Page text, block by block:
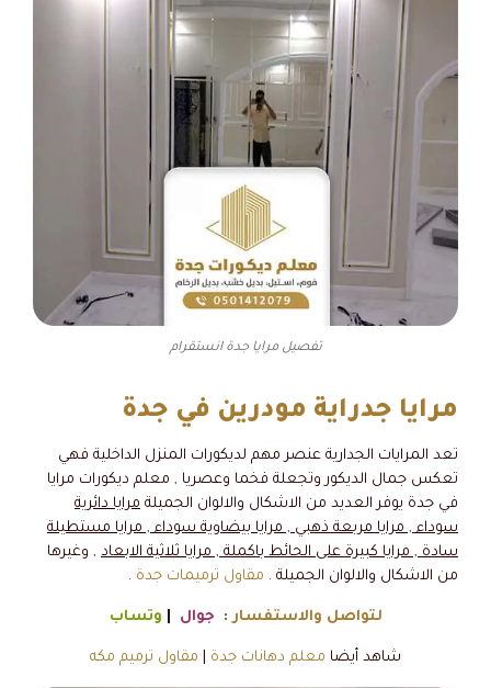
تفصيل مرايا جدة انستقرام
مرايا جدراية مودرين في جدة
تعد المرايات الجدارية عنصر مهم لديكورات المنزل الداخلية فهي
تعكس جمال الديكور وتجعلة فخما وعصريا , معلم ديكورات مرايا
في جدة يوفر العديد من الاشكال والالوان الجميلة مرايا دائرية
سوداء , مرايا مربعة ذهبي , مرايا بيضاوية سوداء , مرايا مستطيلة
سادة , مرايا كبيرة على الحائط باكملة , مرايا ثلاثية الابعاد , وغيرها
من الاشكال والالوان الجميلة . مقاول ترميمات جدة .
لتواصل والاستفسار : جوال وتساب
شاهد أيضا معلم دهانات جدة مقاول ترميم مكه